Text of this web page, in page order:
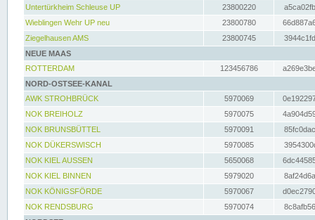
Untertürkheim Schleuse UP
23800220
Wieblingen Wehr UP neu
23800780
Ziegelhausen AMS
23800745
NEUE MAAS
ROTTERDAM
123456786
NORD-OSTSEE-KANAL
AWK STROHBRÜCK
5970069
NOK BREIHOLZ
5970075
NOK BRUNSBÜTTEL
5970091
NOK DÜKERSWISCH
5970085
NOK KIEL AUSSEN
5650068
NOK KIEL BINNEN
5979020
NOK KÖNIGSFÖRDE
5970067
NOK RENDSBURG
5970074